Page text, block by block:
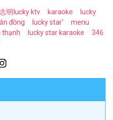
明lucky ktv karaoke
lucky
đồng lucky star'
menu
thạnh lucky star karaoke
346